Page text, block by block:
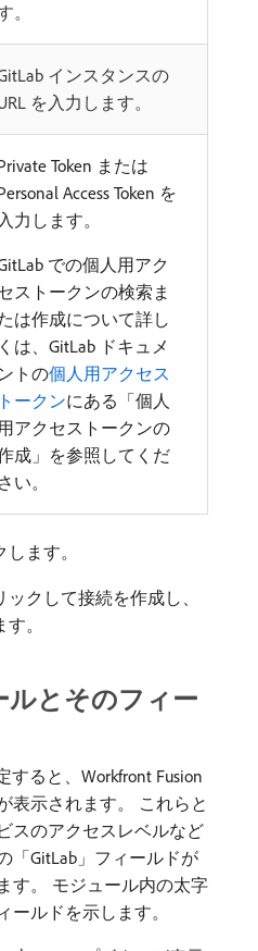
。
インスタンスの
を入力します。
Token または
Access Token を
入力します。
での個人用アク
ストークンの検索ま
は作成について詳し
くは、GitLab ドキュメ
ントの個人用アクセス
トークンにある「個人
アクセストークンの
成」を参照してくだ
さい。
ます。
ックして接続を作成し、
。
ルとそのフィー
すると、Workfront Fusion
表示されます。 これらと
スのアクセスレベルなど
「GitLab」フィールドが
す。 モジュール内の太字
ールドを示します。